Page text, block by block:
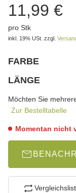
11,99 €
pro Stk
inkl. 19% USt. zzgl.
FARBE
LÄNGE
Möchten Sie
Zur Bestelltabelle
Momentan nicht